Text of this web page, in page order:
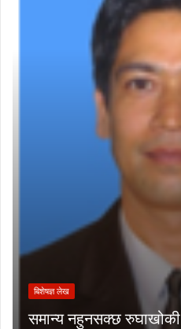
बिशेषज्ञ लेख
समान्य नहुनसक्छ रुघाखोकी